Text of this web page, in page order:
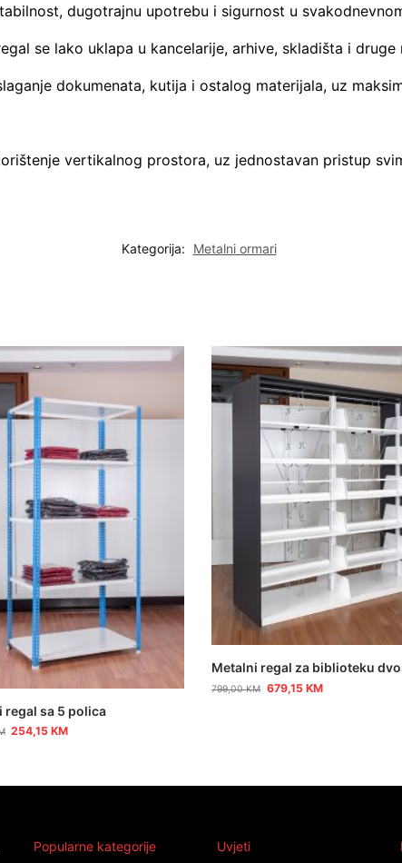
dugotrajnu upotrebu i sigurnost u
se lako uklapa u kancelarije, arhive, skladišta i druge
dokumenata, kutija i ostalog materijala, uz
vertikalnog prostora, uz jednostavan pristup
Kategorija: Metalni ormari
regal sa 5 polica
254,15KM
Metalni regal za biblioteku
799,00KM 679,15 KM
Popularne kategorije Uvjeti